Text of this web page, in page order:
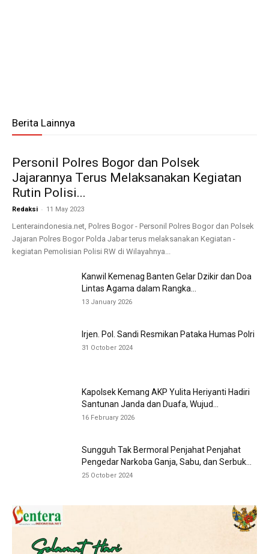
Berita Lainnya
Personil Polres Bogor dan Polsek
Jajarannya Terus Melaksanakan Kegiatan
Rutin Polisi...
Redaksi - 11 May 2023
Lenteraindonesia.net, Polres Bogor - Personil Polres Bogor dan Polsek
Jajaran Polres Bogor Polda Jabar terus melaksanakan Kegiatan -
kegiatan Pemolisian Polisi RW di Wilayahnya...
Kanwil Kemenag Banten Gelar Dzikir dan Doa
Lintas Agama dalam Rangka...
13 January 2026
Irjen. Pol. Sandi Resmikan Pataka Humas Polri
31 October 2024
Kapolsek Kemang AKP Yulita Heriyanti Hadiri
Santunan Janda dan Duafa, Wujud...
16 February 2026
Sungguh Tak Bermoral Penjahat Penjahat
Pengedar Narkoba Ganja, Sabu, dan Serbuk...
25 October 2024